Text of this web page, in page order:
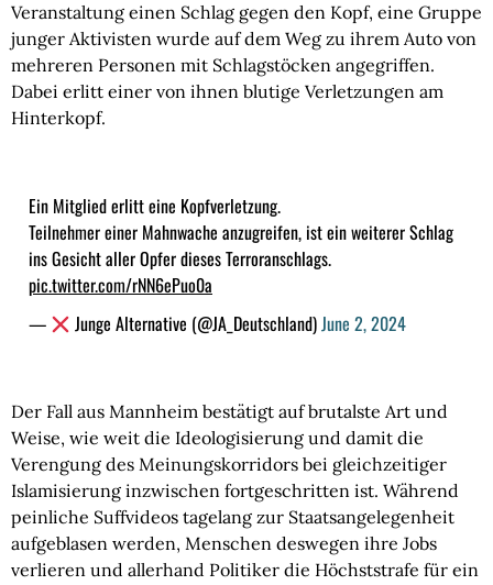
Veranstaltung einen Schlag gegen den Kopf, eine Gruppe
junger Aktivisten wurde auf dem Weg zu ihrem Auto von
mehreren Personen mit Schlagstöcken angegriffen.
Dabei erlitt einer von ihnen blutige Verletzungen am
Hinterkopf.
Ein Mitglied erlitt eine Kopfverletzung.
Teilnehmer einer Mahnwache anzugreifen, ist ein weiterer Schlag
ins Gesicht aller Opfer dieses Terroranschlags.
pic.twitter.com/rNN6ePuo0a
—
Junge Alternative (@JA_Deutschland)June 2, 2024
Der Fall aus Mannheim bestätigt auf brutalste Art und
Weise, wie weit die Ideologisierung und damit die
Verengung des Meinungskorridors bei gleichzeitiger
Islamisierung inzwischen fortgeschritten ist. Während
peinliche Suffvideos tagelang zur Staatsangelegenheit
aufgeblasen werden, Menschen deswegen ihre Jobs
verlieren und allerhand Politiker die Höchststrafe für ein